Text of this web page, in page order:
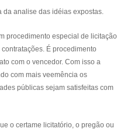
da analise das idéias expostas.
procedimento especial de licitação
É procedimento
com o vencedor. Com isso a
com mais veemência os
públicas sejam satisfeitas com
o certame licitatório, o pregão ou